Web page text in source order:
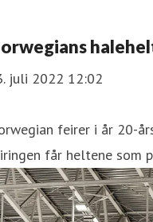
juli 2022 12:02
feirer i år 20-
får heltene som